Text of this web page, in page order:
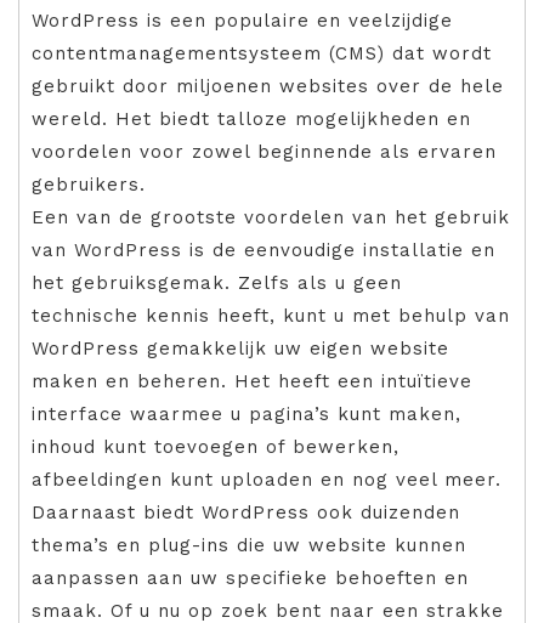
WordPress is een populaire en veelzijdige
contentmanagementsysteem (CMS) dat wordt
gebruikt door miljoenen websites over de hele
wereld. Het biedt talloze mogelijkheden en
voordelen voor zowel beginnende als ervaren
gebruikers.
Een van de grootste voordelen van het gebruik
van WordPress is de eenvoudige installatie en
het gebruiksgemak. Zelfs als u geen
technische kennis heeft, kunt u met behulp van
WordPress gemakkelijk uw eigen website
maken en beheren. Het heeft een intuïtieve
interface waarmee u pagina’s kunt maken,
inhoud kunt toevoegen of bewerken,
afbeeldingen kunt uploaden en nog veel meer.
Daarnaast biedt WordPress ook duizenden
thema’s en plug-ins die uw website kunnen
aanpassen aan uw specifieke behoeften en
smaak. Of u nu op zoek bent naar een strakke